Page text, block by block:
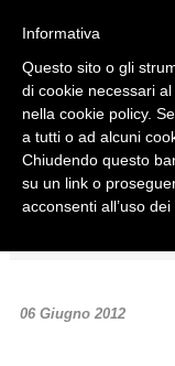
Sezione corrente
06 Giugno 2012
Informativa
Questo sito o gli
di cookie necessari
nella cookie policy.
a tutti o ad alcuni
Chiudendo questo
su un link o
acconsenti all’uso dei